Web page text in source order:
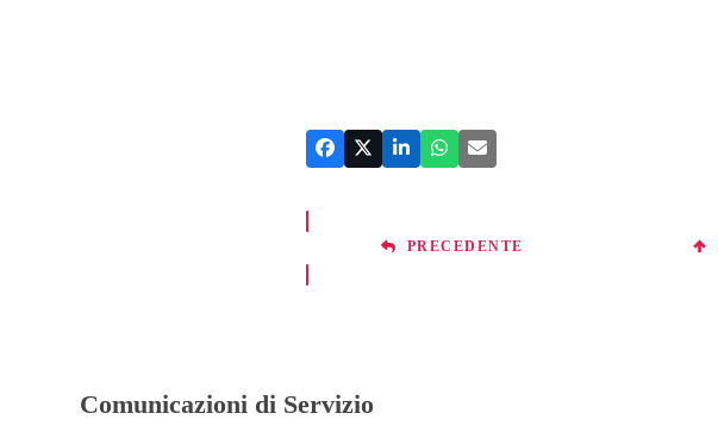
PRECEDENTE
Comunicazioni di Servizio